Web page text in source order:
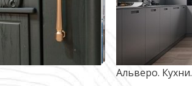
Альверо. Кухни.